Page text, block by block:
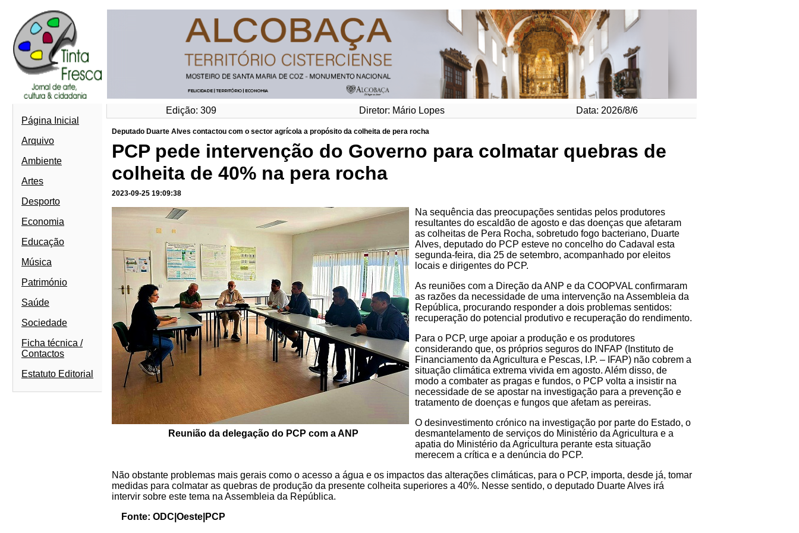
Edição: 309 Diretor: Mário Lopes
Data: 2026/8/6
Página Inicial
Arquivo
Ambiente
Artes
Desporto
Economia
Educação
Música
Património
Saúde
Sociedade
Ficha técnica /
Contactos
Estatuto Editorial
Deputado Duarte Alves contactou com o sector agrícola a propósito da colheita de pera rocha
PCP pede intervenção do Governo para colmatar quebras de
colheita de 40% na pera rocha
2023-09-25 19:09:38
Reunião da delegação do PCP com a ANP
Na sequência das preocupações sentidas pelos produtores
resultantes do escaldão de agosto e das doenças que afetaram
as colheitas de Pera Rocha, sobretudo fogo bacteriano, Duarte
Alves, deputado do PCP esteve no concelho do Cadaval esta
segunda-feira, dia 25 de setembro, acompanhado por eleitos
locais e dirigentes do PCP.
As reuniões com a Direção da ANP e da COOPVAL confirmaram
as razões da necessidade de uma intervenção na Assembleia da
República, procurando responder a dois problemas sentidos:
recuperação do potencial produtivo e recuperação do rendimento.
Para o PCP, urge apoiar a produção e os produtores
considerando que, os próprios seguros do INFAP (Instituto de
Financiamento da Agricultura e Pescas, I.P. – IFAP) não cobrem a
situação climática extrema vivida em agosto. Além disso, de
modo a combater as pragas e fundos, o PCP volta a insistir na
necessidade de se apostar na investigação para a prevenção e
tratamento de doenças e fungos que afetam as pereiras.
O desinvestimento crónico na investigação por parte do Estado, o
desmantelamento de serviços do Ministério da Agricultura e a
apatia do Ministério da Agricultura perante esta situação
merecem a crítica e a denúncia do PCP.
Não obstante problemas mais gerais como o acesso a água e os impactos das alterações climáticas, para o PCP, importa, desde já, tomar
medidas para colmatar as quebras de produção da presente colheita superiores a 40%. Nesse sentido, o deputado Duarte Alves irá
intervir sobre este tema na Assembleia da República.
Fonte: ODC|Oeste|PCP